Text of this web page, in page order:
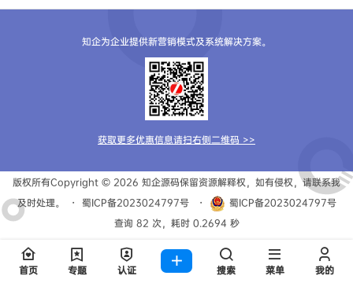
知企为企业提供新营销模式及系统解决方案。
获取更多优惠信息请扫右侧二维码 >>
版权所有Copyright © 2026 知企源码保留资源解释权，如有侵权，请联系我
及时处理。
・ 蜀ICP备2023024797号 ・
蜀ICP备2023024797号
查询 82 次，耗时 0.2694 秒
首页 专题 认证 搜索 菜单 我的